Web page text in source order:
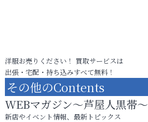
洋服お売りください！ 買取サービスは
出張・宅配・持ち込みすべて無料！
その他のContents
WEBマガジン～芦屋人黒帯～
新店やイベント情報、最新トピックス